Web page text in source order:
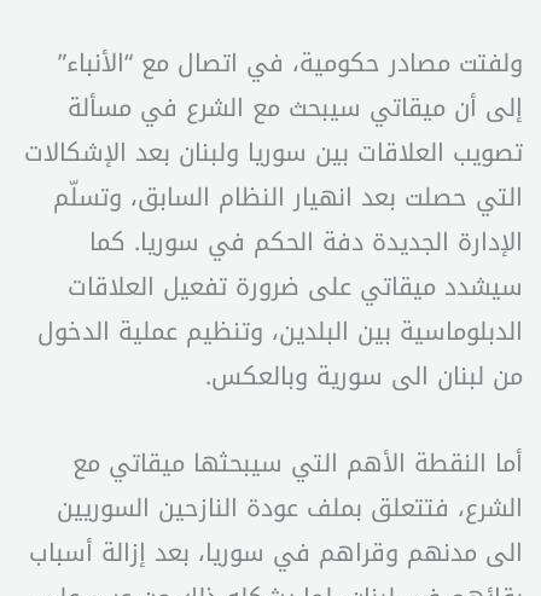
ولفتت مصادر حكومية، في اتصال مع “الأنباء”
إلى أن ميقاتي سيبحث مع الشرع في مسألة
تصويب العلاقات بين سوريا ولبنان بعد الإشكالات
التي حصلت بعد انهيار النظام السابق، وتسلّم
الإدارة الجديدة دفة الحكم في سوريا. كما
سيشدد ميقاتي على ضرورة تفعيل العلاقات
الدبلوماسية بين البلدين، وتنظيم عملية الدخول
من لبنان الى سورية وبالعكس.
أما النقطة الأهم التي سيبحثها ميقاتي مع
الشرع، فتتعلق بملف عودة النازحين السوريين
الى مدنهم وقراهم في سوريا، بعد إزالة أسباب